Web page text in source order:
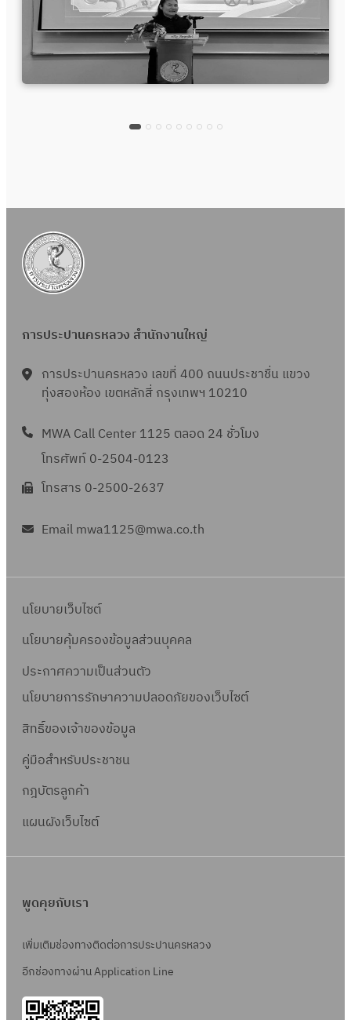
การประปานครหลวง สำนักงานใหญ่
การประปานครหลวง เลขที่ 400 ถนนประชาชื่น แขวง
ทุ่งสองห้อง เขตหลักสี่ กรุงเทพฯ 10210
MWA Call Center 1125 ตลอด 24 ชั่วโมง
โทรศัพท์ 0-2504-0123
โทรสาร 0-2500-2637
Email mwa1125@mwa.co.th
นโยบายเว็บไซต์
นโยบายคุ้มครองข้อมูลส่วนบุคคล
ประกาศความเป็นส่วนตัว
นโยบายการรักษาความปลอดภัยของเว็บไซต์
สิทธิ์ของเจ้าของข้อมูล
คู่มือสำหรับประชาชน
กฎบัตรลูกค้า
แผนผังเว็บไซต์
พูดคุยกับเรา
เพิ่มเติมช่องทางติดต่อการประปานครหลวง
อีกช่องทางผ่าน Application Line